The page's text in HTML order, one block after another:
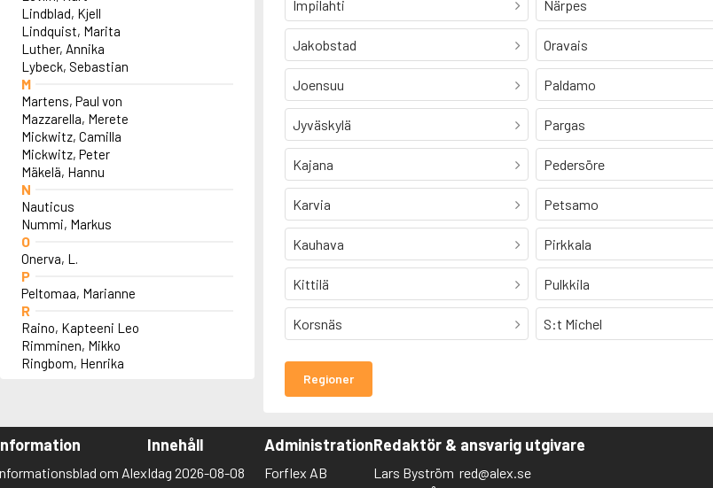
Lindblad, Kjell
Lindquist, Marita
Luther, Annika
Lybeck, Sebastian
M
Martens, Paul von
Mazzarella, Merete
Mickwitz, Camilla
Mickwitz, Peter
Mäkelä, Hannu
N
Nauticus
Nummi, Markus
O
Onerva, L.
P
Peltomaa, Marianne
R
Raino, Kapteeni Leo
Rimminen, Mikko
Ringbom, Henrika
Impilahti
Jakobstad
Joensuu
Jyväskylä
Kajana
Karvia
Kauhava
Kittilä
Korsnäs
Närpes
Oravais
Paldamo
Pargas
Pedersöre
Petsamo
Pirkkala
Pulkkila
S:t Michel
Regioner
om Alex
Innehåll
Idag 2026-08-08
Administration
Forflex AB
Redaktör & ansvarig utgivare
Lars Byström red@alex.se